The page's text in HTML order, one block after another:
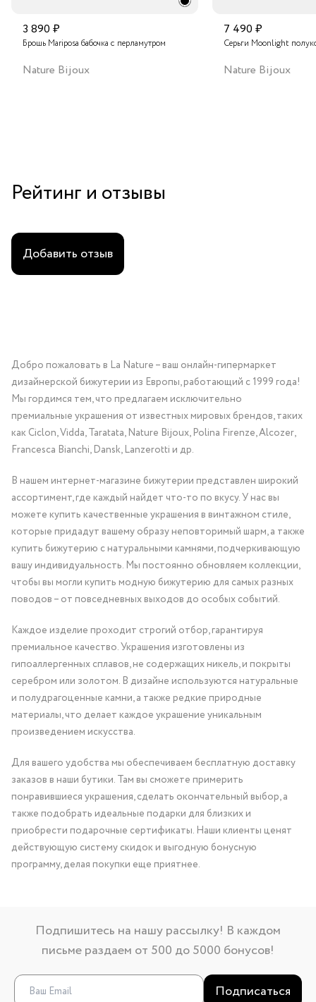
3 890 ₽
Брошь Mariposa бабочка с перламутром
Nature Bijoux
7 490 ₽
Серьги Moonlight
Nature Bijoux
Рейтинг и отзывы
Добавить отзыв
Добро пожаловать в La Nature – ваш онлайн-гипермаркет
дизайнерской бижутерии из Европы, работающий с 1999 года!
Мы гордимся тем, что предлагаем исключительно
премиальные украшения от известных мировых брендов, таких
как Ciclon, Vidda, Taratata, Nature Bijoux, Polina Firenze, Alcozer,
Francesca Bianchi, Dansk, Lanzerotti и др.
В нашем интернет-магазине бижутерии представлен широкий
ассортимент, где каждый найдет что-то по вкусу. У нас вы
можете купить качественные украшения в винтажном стиле,
которые придадут вашему образу неповторимый шарм, а также
купить бижутерию с натуральными камнями, подчеркивающую
вашу индивидуальность. Мы постоянно обновляем коллекции,
чтобы вы могли купить модную бижутерию для самых разных
поводов – от повседневных выходов до особых событий.
Каждое изделие проходит строгий отбор, гарантируя
премиальное качество. Украшения изготовлены из
гипоаллергенных сплавов, не содержащих никель, и покрыты
серебром или золотом. В дизайне используются натуральные
и полудрагоценные камни, а также редкие природные
материалы, что делает каждое украшение уникальным
произведением искусства.
Для вашего удобства мы обеспечиваем бесплатную доставку
заказов в наши бутики. Там вы сможете примерить
понравившиеся украшения, сделать окончательный выбор, а
также подобрать идеальные подарки для близких и
приобрести подарочные сертификаты. Наши клиенты ценят
действующую систему скидок и выгодную бонусную
программу, делая покупки еще приятнее.
Подпишитесь на нашу рассылку! В каждом
письме раздаем от 500 до 5000 бонусов!
Подписаться